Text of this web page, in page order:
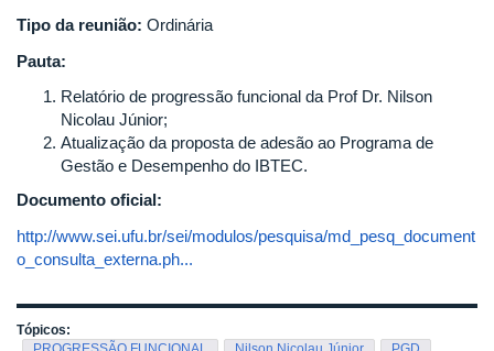
Tipo da reunião: Ordinária
Pauta:
Relatório de progressão funcional da Prof Dr. Nilson
Nicolau Júnior;
Atualização da proposta de adesão ao Programa de
Gestão e Desempenho do IBTEC.
Documento oficial:
http://www.sei.ufu.br/sei/modulos/pesquisa/md_pesq_document
o_consulta_externa.ph...
Tópicos: